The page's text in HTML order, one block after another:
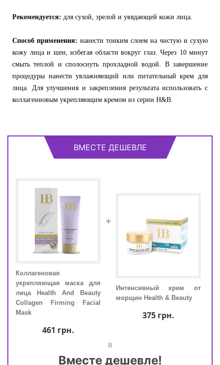
Рекомендуется: для сухой, зрелой и увядающей кожи лица.
Способ применения: нанести тонким слоем на чистую и сухую
кожу лица и шеи, избегая области вокруг глаз. Через 10 минут
смыть теплой и сполоснуть прохладной водой. В завершение
процедуры нанести увлажняющий или питательный крем для
лица. Для улучшения и закрепления результата использовать с
коллагенновым укрепляющим кремом из серии H&B.
ВМЕСТЕ ДЕШЕВЛЕ
Коллагеновая
укрепляющая маска для
лица Health And Beauty
Collagen Firming Facial
Mask
461 грн.
+
Интенсивный крем от
морщин Health & Beauty
375грн.
=
Вместе дешевле!